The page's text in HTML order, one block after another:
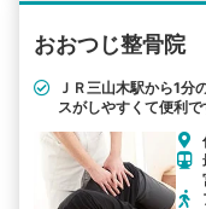
おおつじ整骨院
ＪＲ三山木駅から1分
スがしやすくて便利で